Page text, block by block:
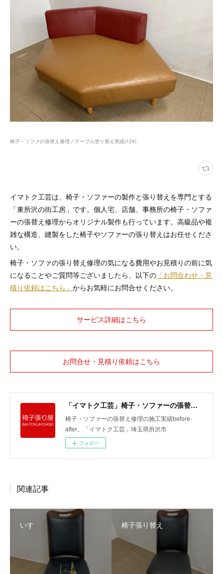
椅子・ソファの張替え修理／テーブル塗り替え実績(124)
イマトク工芸は、椅子・ソファーの製作と張り替えを専門とする
「東所沢の街工房」です。個人宅、店舗、事務所の椅子・ソファ
ーの張替え修理からオリジナル製作も行っています。高級品や複
雑な構造、縫製をした椅子やソファーの張り替えはお任せくださ
い。
椅子・ソファの張り替え修理の気になる費用やお見積りの前に気
になることやご質問等ございましたら、以下の 「お問合わせ・見
積り依頼はこちら」 からお気軽にお問合せください。
サービス詳細はこちら
お問合せ・見積り依頼はこちら
「イマトク工芸」椅子・ソファーの張替えbefore-after
椅子・ソファーの張替え修理の施工実績before-
after。「イマトク工芸」埼玉県所沢市
フォロー
関連記事
いす 椅子張り替え